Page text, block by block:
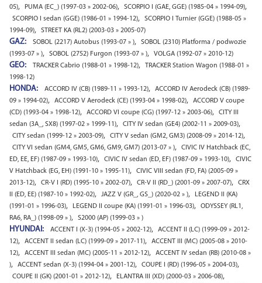
05), PUMA (EC_) (1997-03 » 2002-06), SCORPIO I (GAE, GGE) (1985-04 » 1994-09),
SCORPIO I sedan (GGE) (1986-01 » 1994-12),
SCORPIO I Turnier (GGE) (1988-05 »
1994-09), STREET KA (RL2) (2003-03 » 2005-07)
GAZ: SOBOL (2217) Autobus (1993-07 » ),
SOBOL (2310) Platforma / podwozie
(1993-07 » ), SOBOL (2752) Furgon (1993-07 » ), VOLGA (1992-07 » 2010-12)
GEO: TRACKER Cabrio (1988-01 » 1998-12),
TRACKER Station Wagon (1988-01 »
1998-12)
HONDA: ACCORD IV (CB) (1989-11 » 1993-12),
ACCORD IV Aerodeck (CB) (1989-
09 » 1994-02), ACCORD V Aerodeck (CE) (1993-04 » 1998-02),
ACCORD V coupe
(CD) (1993-04 » 1998-12), ACCORD VI coupe (CG) (1997-12 » 2003-06),
CITY III
sedan (3A_, SX8) (1997-02 » 1999-11), CITY IV sedan (GE4) (2002-11 » 2009-03),
CITY sedan (1999-12 » 2003-09), CITY V sedan (GM2, GM3) (2008-09 » 2014-12),
CITY VI sedan (GM4, GM5, GM6, GM9, GM7) (2013-07 » ),
CIVIC IV Hatchback (EC,
ED, EE, EF) (1987-09 » 1993-10), CIVIC IV sedan (ED, EF) (1987-09 » 1993-10),
CIVIC
V Hatchback (EG, EH) (1991-10 » 1995-11),
CIVIC VIII sedan (FD, FA) (2005-09 »
2013-12), CR-V I (RD) (1995-10 » 2002-07), CR-V II (RD_) (2001-09 » 2007-07),
CRX
II (ED, EE) (1987-10 » 1992-02), JAZZ V (GR_, GS_) (2020-02 » ),
LEGEND II (KA)
(1991-01 » 1996-03), LEGEND II coupe (KA) (1991-01 » 1996-03),
ODYSSEY (RL1,
RA6, RA_) (1998-09 » ), S2000 (AP) (1999-03 » )
HYUNDAI: ACCENT I (X-3) (1994-05 » 2002-12),
ACCENT II (LC) (1999-09 » 2012-
12), ACCENT II sedan (LC) (1999-09 » 2017-11),
ACCENT III (MC) (2005-08 » 2010-
12), ACCENT III sedan (MC) (2005-11 » 2012-12),
ACCENT IV sedan (RB) (2010-08 »
), ACCENT sedan (X-3) (1994-04 » 2001-12), COUPE I (RD) (1996-05 » 2004-03),
COUPE II (GK) (2001-01 » 2012-12), ELANTRA III (XD) (2000-03 » 2006-08),